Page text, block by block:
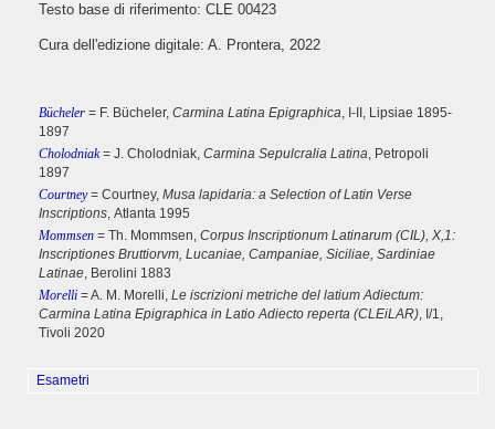
Testo base di riferimento: CLE 00423
Cura dell'edizione digitale: A. Prontera, 2022
Bücheler = F. Bücheler, Carmina Latina Epigraphica, I-II, Lipsiae 1895-
1897
Cholodniak= J. Cholodniak, Carmina Sepulcralia Latina, Petropoli
1897
Courtney= Courtney, Musa lapidaria: a Selection of Latin Verse
Inscriptions, Atlanta 1995
Mommsen = Th. Mommsen, Corpus Inscriptionum Latinarum (CIL), X,1:
Inscriptiones Bruttiorvm, Lucaniae, Campaniae, Siciliae, Sardiniae
Latinae, Berolini 1883
Morelli = A. M. Morelli, Le iscrizioni metriche del latium Adiectum:
Carmina Latina Epigraphica in Latio Adiecto reperta (CLEiLAR), I/1,
Tivoli 2020
Esametri